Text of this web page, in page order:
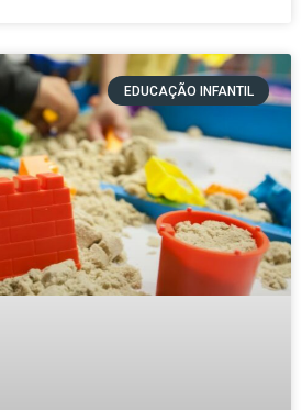
EDUCAÇÃO INFANTIL